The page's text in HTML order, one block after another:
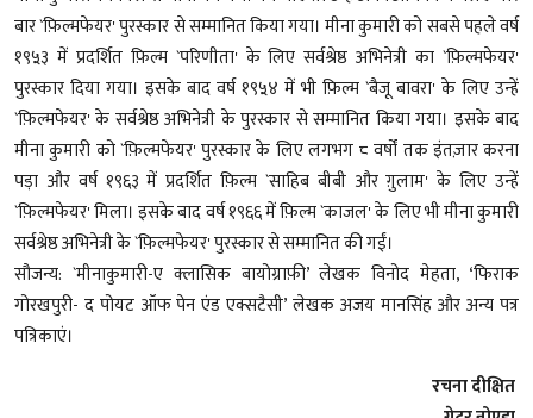
बार `फ़िल्मफेयर' पुरस्कार से सम्मानित किया गया। मीना कुमारी को सबसे पहले वर्ष
१९५३ में प्रदर्शित फ़िल्म `परिणीता' के लिए सर्वश्रेष्ठ अभिनेत्री का `फ़िल्मफेयर'
पुरस्कार दिया गया। इसके बाद वर्ष १९५४ में भी फ़िल्म `बैजू बावरा' के लिए उन्हें
`फ़िल्मफेयर' के सर्वश्रेष्ठ अभिनेत्री के पुरस्कार से सम्मानित किया गया। इसके बाद
मीना कुमारी को `फ़िल्मफेयर' पुरस्कार के लिए लगभग ८ वर्षों तक इंतज़ार करना
पड़ा और वर्ष १९६३ में प्रदर्शित फ़िल्म `साहिब बीबी और ग़ुलाम' के लिए उन्हें
`फ़िल्मफेयर' मिला। इसके बाद वर्ष १९६६ में फ़िल्म `काजल' के लिए भी मीना कुमारी
सर्वश्रेष्ठ अभिनेत्री के `फ़िल्मफेयर' पुरस्कार से सम्मानित की गईं।
सौजन्य: `मीनाकुमारी-ए क्लासिक बायोग्राफ़ी’ लेखक विनोद मेहता, ‘फिराक
गोरखपुरी- द पोयट ऑफ पेन एंड एक्सटैसी’ लेखक अजय मानसिंह और अन्य पत्र
पत्रिकाएं।
रचना दीक्षित